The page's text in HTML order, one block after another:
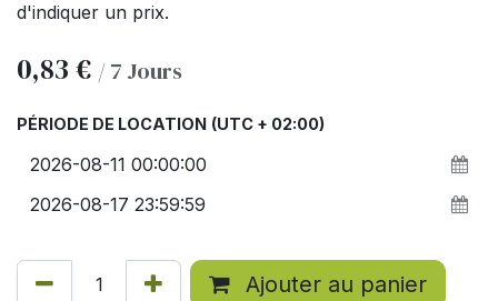
d'indiquer un prix.
0,83 € /7 Jours
PÉRIODE DE LOCATION (UTC + 02:00)
Ajouter au panier